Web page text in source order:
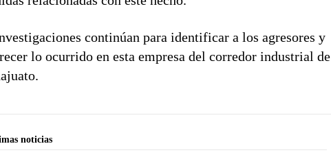
continúan para identificar a los agresores y
lo ocurrido en esta empresa del corredor industrial de
noticias